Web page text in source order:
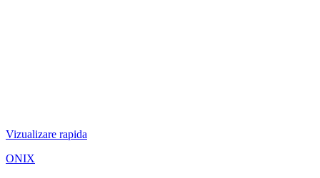
Vizualizare rapida
ONIX